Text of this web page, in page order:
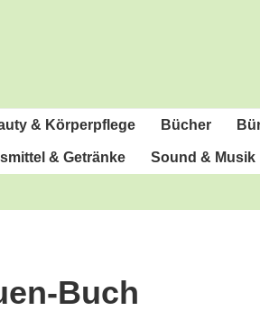
& Körperpflege Bücher
& Getränke Sound & Musik
Buch